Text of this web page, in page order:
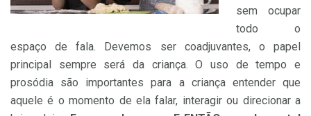
sem ocupar
todo o
espaço de fala. Devemos ser coadjuvantes, o papel
principal sempre será da criança. O uso de tempo e
prosódia são importantes para a criança entender que
aquele é o momento de ela falar, interagir ou direcionar a